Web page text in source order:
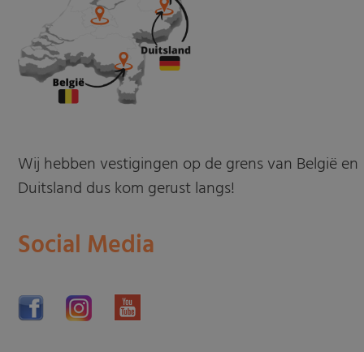
Wij hebben vestigingen op de grens van België en
Duitsland dus kom gerust langs!
Social Media